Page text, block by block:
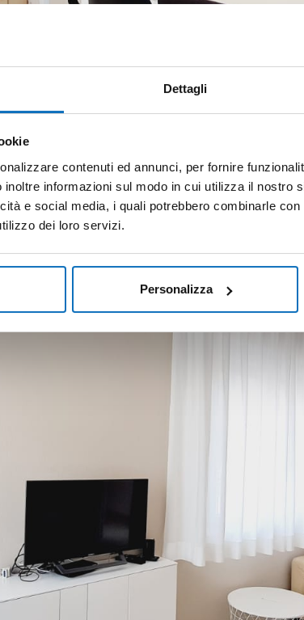
Dettagli
contenuti ed annunci, per fornire
inoltre informazioni sul modo in cui utilizza il nostro
e social media, i quali potrebbero combinarle
dei loro servizi.
Personalizza